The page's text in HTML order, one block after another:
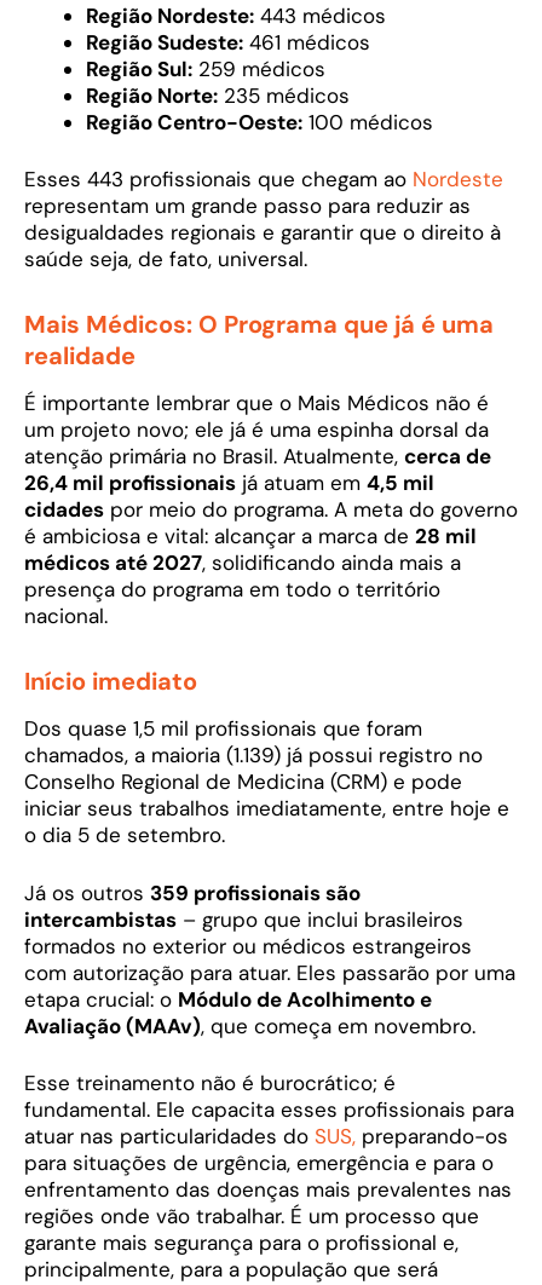
Região Nordeste: 443 médicos
Região Sudeste: 461 médicos
Região Sul: 259 médicos
Região Norte: 235 médicos
Região Centro-Oeste: 100 médicos
Esses 443 profissionais que chegam ao Nordeste
representam um grande passo para reduzir as
desigualdades regionais e garantir que o direito à
saúde seja, de fato, universal.
Mais Médicos: O Programa que já é uma
realidade
É importante lembrar que o Mais Médicos não é
um projeto novo; ele já é uma espinha dorsal da
atenção primária no Brasil. Atualmente, cerca de
26,4 mil profissionais já atuam em 4,5 mil
cidades por meio do programa. A meta do governo
é ambiciosa e vital: alcançar a marca de 28 mil
médicos até 2027, solidificando ainda mais a
presença do programa em todo o território
nacional.
Início imediato
Dos quase 1,5 mil profissionais que foram
chamados, a maioria (1.139) já possui registro no
Conselho Regional de Medicina (CRM) e pode
iniciar seus trabalhos imediatamente, entre hoje e
o dia 5 de setembro.
Já os outros 359 profissionais são
intercambistas – grupo que inclui brasileiros
formados no exterior ou médicos estrangeiros
com autorização para atuar. Eles passarão por uma
etapa crucial: o Módulo de Acolhimento e
Avaliação (MAAv), que começa em novembro.
Esse treinamento não é burocrático; é
fundamental. Ele capacita esses profissionais para
atuar nas particularidades do SUS, preparando-os
para situações de urgência, emergência e para o
enfrentamento das doenças mais prevalentes nas
regiões onde vão trabalhar. É um processo que
garante mais segurança para o profissional e,
principalmente, para a população que será